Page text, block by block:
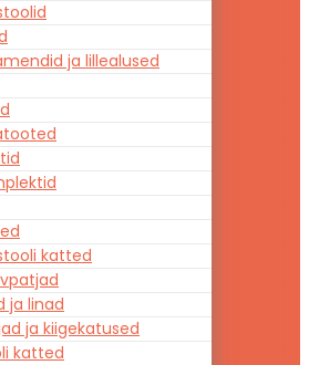
ja lillealused
katted
ja linad
ja kiigekatused
katted